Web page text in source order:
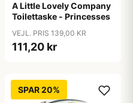
A Little Lovely Company
Toilettaske - Princesses
VEJL. PRIS 139,00 KR
111,20 kr
SPAR 20%